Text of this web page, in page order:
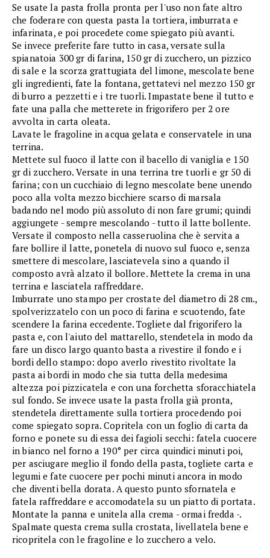
Se usate la pasta frolla pronta per l'uso non fate altro
che foderare con questa pasta la tortiera, imburrata e
infarinata, e poi procedete come spiegato più avanti.
Se invece preferite fare tutto in casa, versate sulla
spianatoia 300 gr di farina, 150 gr di zucchero, un pizzico
di sale e la scorza grattugiata del limone, mescolate bene
gli ingredienti, fate la fontana, gettatevi nel mezzo 150 gr
di burro a pezzetti e i tre tuorli. Impastate bene il tutto e
fate una palla che metterete in frigorifero per 2 ore
avvolta in carta oleata.
Lavate le fragoline in acqua gelata e conservatele in una
terrina.
Mettete sul fuoco il latte con il bacello di vaniglia e 150
gr di zucchero. Versate in una terrina tre tuorli e gr 50 di
farina; con un cucchiaio di legno mescolate bene unendo
poco alla volta mezzo bicchiere scarso di marsala
badando nel modo più assoluto di non fare grumi; quindi
aggiungete - sempre mescolando - tutto il latte bollente.
Versate il composto nella casseruolina che è servita a
fare bollire il latte, ponetela di nuovo sul fuoco e, senza
smettere di mescolare, lasciatevela sino a quando il
composto avrà alzato il bollore. Mettete la crema in una
terrina e lasciatela raffreddare.
Imburrate uno stampo per crostate del diametro di 28 cm.,
spolverizzatelo con un poco di farina e scuotendo, fate
scendere la farina eccedente. Togliete dal frigorifero la
pasta e, con l'aiuto del mattarello, stendetela in modo da
fare un disco largo quanto basta a rivestire il fondo e i
bordi dello stampo: dopo averlo rivestito rivoltate la
pasta ai bordi in modo che sia tutta della medesima
altezza poi pizzicatela e con una forchetta sforacchiatela
sul fondo. Se invece usate la pasta frolla già pronta,
stendetela direttamente sulla tortiera procedendo poi
come spiegato sopra. Copritela con un foglio di carta da
forno e ponete su di essa dei fagioli secchi: fatela cuocere
in bianco nel forno a 190° per circa quindici minuti poi,
per asciugare meglio il fondo della pasta, togliete carta e
legumi e fate cuocere per pochi minuti ancora in modo
che diventi bella dorata. A questo punto sfornatela e
fatela raffreddare e accomodatela su un piatto di portata.
Montate la panna e unitela alla crema - ormai fredda -.
Spalmate questa crema sulla crostata, livellatela bene e
ricopritela con le fragoline e lo zucchero a velo.